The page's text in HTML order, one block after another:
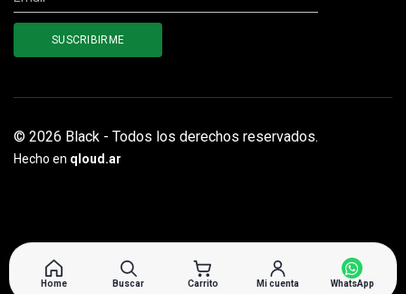
© 2026 Black - Todos los derechos reservados.
Hecho en qloud.ar
Home Buscar Carrito Mi cuenta